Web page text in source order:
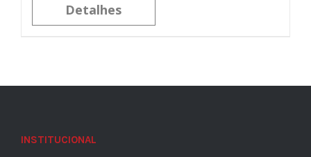
Detalhes
INSTITUCIONAL